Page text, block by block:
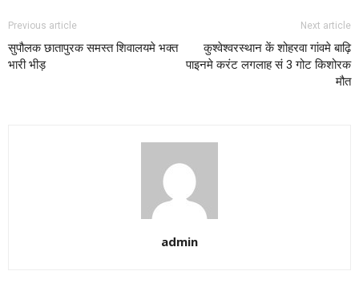
Previous article
सुपौलक छातापुरक समस्त शिवालयमे भक्त
भारी भीड़
Next article
कुश्वेश्वरस्थान कें शोहरवा गांवमे बाढ़ि
पाइनमे करंट लगलाह सं 3 गोट किशोरक
मौत
admin